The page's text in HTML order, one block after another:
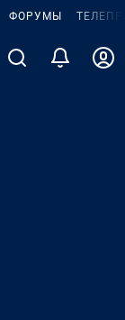
ФОРУМЫ